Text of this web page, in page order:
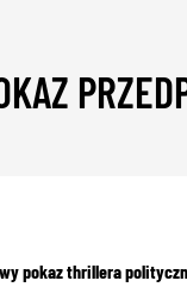
pokaz thrillera